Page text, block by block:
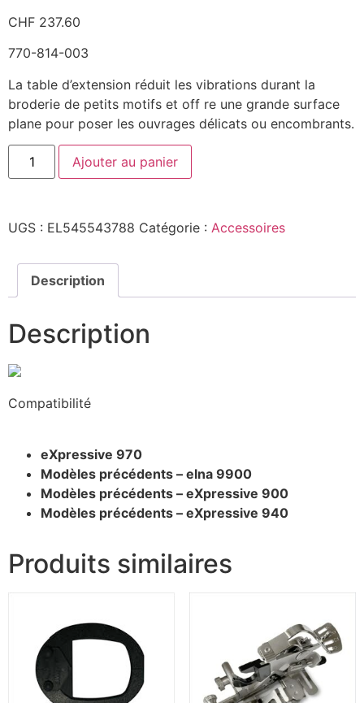
CHF 237.60
770-814-003
La table d’extension réduit les vibrations durant la
broderie de petits motifs et off re une grande surface
plane pour poser les ouvrages délicats ou encombrants.
Ajouter au panier
UGS : EL545543788 Catégorie : Accessoires
Description
Description
Compatibilité
eXpressive 970
Modèles précédents – elna 9900
Modèles précédents – eXpressive 900
Modèles précédents – eXpressive 940
Produits similaires